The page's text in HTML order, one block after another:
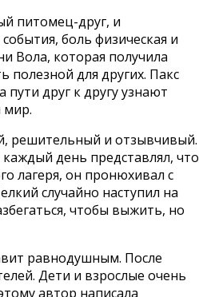
питомец-друг, и
боль физическая и
Вола, которая получила
полезной для других. Пакс
друг к другу узнают
мир.
решительный и отзывчивый.
день представлял, что
лагеря, он пронюхивал с
случайно наступил на
чтобы выжить, но
равнодушным. После
Дети и взрослые очень
автор написала